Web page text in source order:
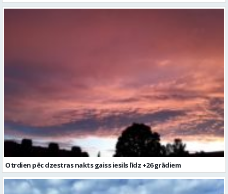
Otrdien pēc dzestras nakts gaiss iesils līdz +26 grādiem